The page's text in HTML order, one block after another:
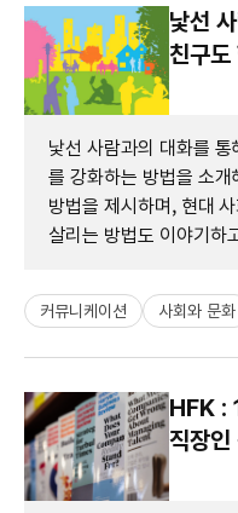
낯선
친구도
낯선 사람과의 대화를
를 강화하는 방법을 소
방법을 제시하며, 현대
살리는 방법도 이야기하
커뮤니케이션 사회와 문화
HFK :
직장인